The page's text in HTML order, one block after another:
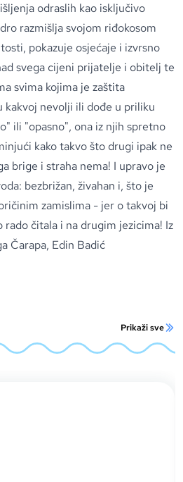
odraslih kao isključivo
razmišlja svojom riđokosom
pokazuje osjećaje i izvrsno
svega cijeni prijatelje i obitelj te
svima kojima je zaštita
kakvoj nevolji ili dođe u priliku
ili "opasno", ona iz njih spretno
kako takvo što drugi ipak ne
brige i straha nema! I upravo je
bezbrižan, živahan i, što je
zamislima - jer o takvoj bi
rado čitala i na drugim jezicima! Iz
Čarapa, Edin Badić
Prikaži sve